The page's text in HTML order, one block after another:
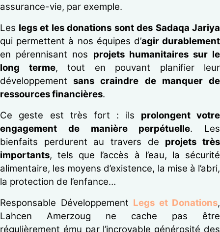
assurance-vie, par exemple.
Les legs et les donations sont des Sadaqa Jariya
qui permettent à nos équipes d’agir durablement
en pérennisant nos projets humanitaires sur le
long terme, tout en pouvant planifier leur
développement sans craindre de manquer de
ressources financières.
Ce geste est très fort : ils prolongent votre
engagement de manière perpétuelle. Les
bienfaits perdurent au travers de projets très
importants, tels que l’accès à l’eau, la sécurité
alimentaire, les moyens d’existence, la mise à l’abri,
la protection de l’enfance…
Responsable Développement Legs et Donations,
Lahcen Amerzoug ne cache pas être
régulièrement ému par l’incroyable générosité des